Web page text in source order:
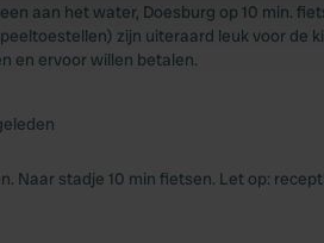
collected from your use of
aan het water, Doesburg op 10 min.
zijn uiteraard leuk voor de
en ervoor willen betalen.
Naar stadje 10 min fietsen. Let op: